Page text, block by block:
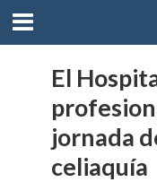
El
jornada
celiaquía